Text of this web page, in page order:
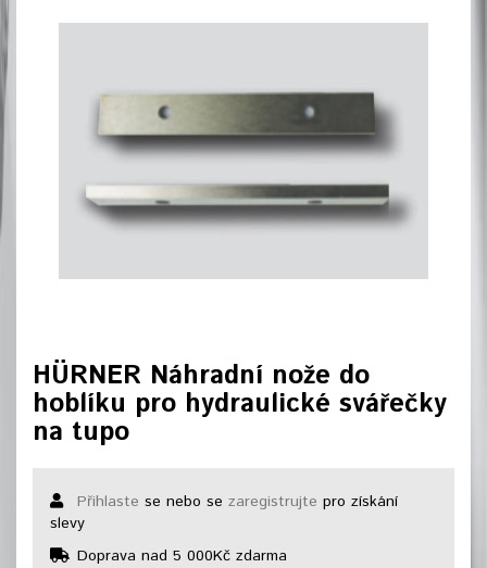
HÜRNER Náhradní nože do
hoblíku pro hydraulické svářečky
na tupo
Přihlaste se nebo se zaregistrujte pro získání
slevy
Doprava nad 5 000Kč zdarma